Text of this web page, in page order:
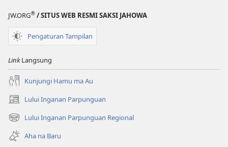
JW.ORG® / SITUS WEB RESMI SAKSI JAHOWA
Pengaturan Tampilan
LinkLangsung
Kunjungi Hamu ma Au
Lului Inganan Parpunguan
(opens
new
window)
Lului Inganan Parpunguan Regional
(opens
new
window)
Aha na Baru